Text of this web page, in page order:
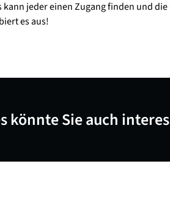
jeder einen Zugang finden und die
es aus!
könnte Sie auch